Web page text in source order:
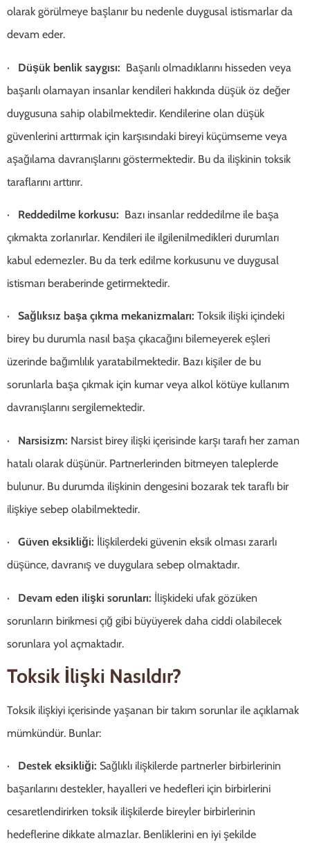
olarak görülmeye başlanır bu nedenle duygusal istismarlar da
devam eder.
· Düşük benlik saygısı: Başarılı olmadıklarını hisseden veya
başarılı olamayan insanlar kendileri hakkında düşük öz değer
duygusuna sahip olabilmektedir. Kendilerine olan düşük
güvenlerini arttırmak için karşısındaki bireyi küçümseme veya
aşağılama davranışlarını göstermektedir. Bu da ilişkinin toksik
taraflarını arttırır.
· Reddedilme korkusu: Bazı insanlar reddedilme ile başa
çıkmakta zorlanırlar. Kendileri ile ilgilenilmedikleri durumları
kabul edemezler. Bu da terk edilme korkusunu ve duygusal
istismarı beraberinde getirmektedir.
· Sağlıksız başa çıkma mekanizmaları: Toksik ilişki içindeki
birey bu durumla nasıl başa çıkacağını bilemeyerek eşleri
üzerinde bağımlılık yaratabilmektedir. Bazı kişiler de bu
sorunlarla başa çıkmak için kumar veya alkol kötüye kullanım
davranışlarını sergilemektedir.
· Narsisizm: Narsist birey ilişki içerisinde karşı tarafı her zaman
hatalı olarak düşünür. Partnerlerinden bitmeyen taleplerde
bulunur. Bu durumda ilişkinin dengesini bozarak tek taraflı bir
ilişkiye sebep olabilmektedir.
· Güven eksikliği: İlişkilerdeki güvenin eksik olması zararlı
düşünce, davranış ve duygulara sebep olmaktadır.
· Devam eden ilişki sorunları: İlişkideki ufak gözüken
sorunların birikmesi çığ gibi büyüyerek daha ciddi olabilecek
sorunlara yol açmaktadır.
Toksik İlişki Nasıldır?
Toksik ilişkiyi içerisinde yaşanan bir takım sorunlar ile açıklamak
mümkündür. Bunlar:
· Destek eksikliği: Sağlıklı ilişkilerde partnerler birbirlerinin
başarılarını destekler, hayalleri ve hedefleri için birbirlerini
cesaretlendirirken toksik ilişkilerde bireyler birbirlerinin
hedeflerine dikkate almazlar. Benliklerini en iyi şekilde